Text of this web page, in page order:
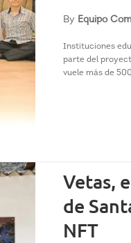
By Equipo
Instituciones
parte del
vuele más de
Vetas,
de
NFT